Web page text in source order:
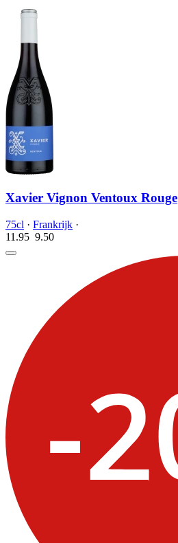
Xavier Vignon Ventoux Rouge
75cl · Frankrijk ·
11.95 9.50